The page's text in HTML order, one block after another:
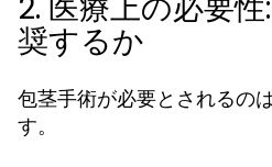
奨するか
包茎手術が必要とされるの
す。